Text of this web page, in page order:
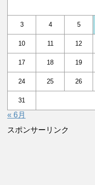
3 4 5
10 11 12
17 18 19
24 25 26
31
« 6月
スポンサーリンク